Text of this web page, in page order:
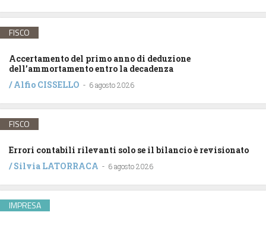
FISCO
Accertamento del primo anno di deduzione
dell’ammortamento entro la decadenza
/Alfio CISSELLO - 6 agosto 2026
FISCO
Errori contabili rilevanti solo se il bilancio è revisionato
/Silvia LATORRACA - 6 agosto 2026
IMPRESA